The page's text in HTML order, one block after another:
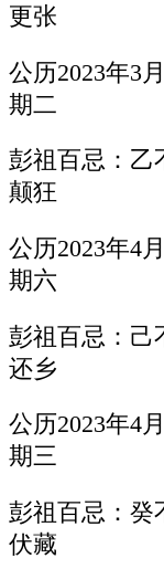
更张
公历2023年3
期二
彭祖百忌：乙
颠狂
公历2023年4
期六
彭祖百忌：己
还乡
公历2023年4
期三
彭祖百忌：癸
伏藏